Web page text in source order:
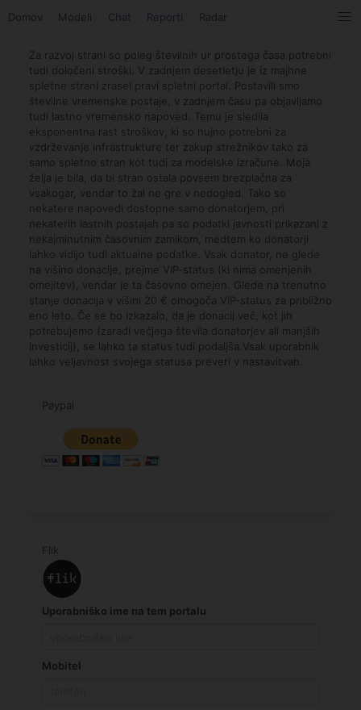
Domov Modeli Chat Reporti Radar
Za razvoj strani so poleg številnih ur prostega časa potrebni
tudi določeni stroški. V zadnjem desetletju je iz majhne
spletne strani zrasel pravi spletni portal. Postavili smo
številne vremenske postaje, v zadnjem času pa objavljamo
tudi lastno vremensko napoved. Temu je sledila
eksponentna rast stroškov, ki so nujno potrebni za
vzdrževanje infrastrukture ter zakup strežnikov tako za
samo spletno stran kot tudi za modelske izračune. Moja
želja je bila, da bi stran ostala povsem brezplačna za
vsakogar, vendar to žal ne gre v nedogled. Tako so
nekatere napovedi dostopne samo donatorjem, pri
nekaterih lastnih postajah pa so podatki javnosti prikazani z
nekajminutnim časovnim zamikom, medtem ko donatorji
lahko vidijo tudi aktualne podatke. Vsak donator, ne glede
na višino donacije, prejme VIP-status (ki nima omenjenih
omejitev), vendar je ta časovno omejen. Glede na trenutno
stanje donacija v višini 20 € omogoča VIP-status za približno
eno leto. Če se bo izkazalo, da je donacij več, kot jih
potrebujemo (zaradi večjega števila donatorjev ali manjših
investicij), se lahko ta status tudi podaljša.Vsak uporabnik
lahko veljavnost svojega statusa preveri v nastavitvah.
Paypal
Flik
Uporabniško ime na tem portalu
Mobitel